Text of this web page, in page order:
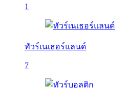
1
ทัวร์เนเธอร์แลนด์
7